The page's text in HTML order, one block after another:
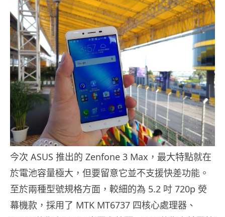
今次 ASUS 推出的 Zenfone 3 Max，最大特點就在
於電池容量極大，但要留意它並不支援快差功能。
至於兩種型號規格方面，較細的為 5.2 吋 720p 熒
幕機款，採用了 MTK MT6737 四核心處理器、